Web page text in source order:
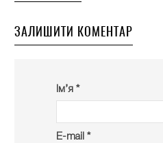
ЗАЛИШИТИ КОМЕНТАР
Ім’я *
E-mail *